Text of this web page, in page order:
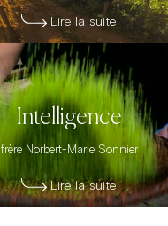
Lire la suite
Intelligence
frère Norbert-Marie Sonnier
Lire la suite